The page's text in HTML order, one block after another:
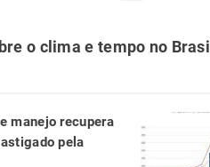
o clima e tempo no Brasil
manejo recupera
pela